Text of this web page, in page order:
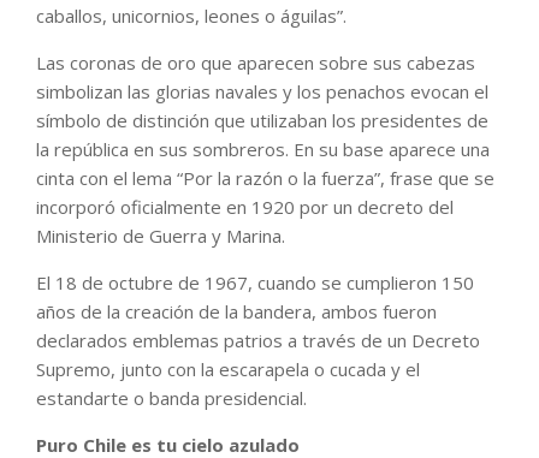
caballos, unicornios, leones o águilas”.
Las coronas de oro que aparecen sobre sus cabezas
simbolizan las glorias navales y los penachos evocan el
símbolo de distinción que utilizaban los presidentes de
la república en sus sombreros. En su base aparece una
cinta con el lema “Por la razón o la fuerza”, frase que se
incorporó oficialmente en 1920 por un decreto del
Ministerio de Guerra y Marina.
El 18 de octubre de 1967, cuando se cumplieron 150
años de la creación de la bandera, ambos fueron
declarados emblemas patrios a través de un Decreto
Supremo, junto con la escarapela o cucada y el
estandarte o banda presidencial.
Puro Chile es tu cielo azulado